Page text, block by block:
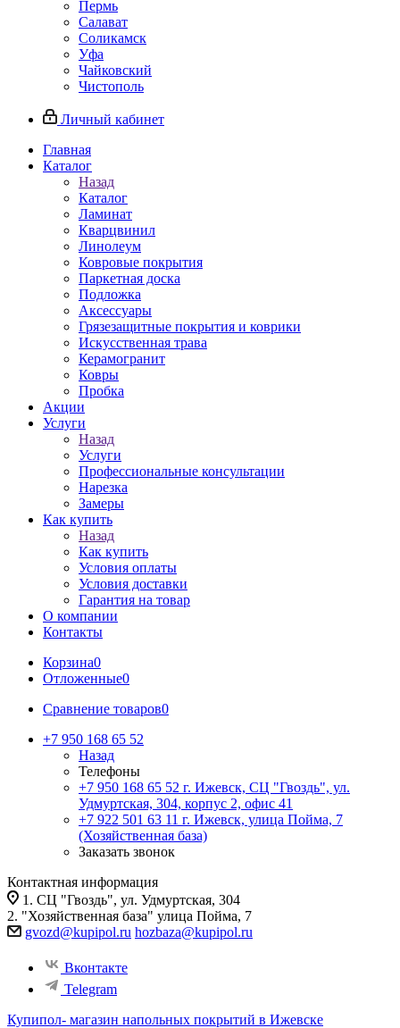
Пермь
Салават
Соликамск
Уфа
Чайковский
Чистополь
Личный кабинет
Главная
Каталог
Назад
Каталог
Ламинат
Кварцвинил
Линолеум
Ковровые покрытия
Паркетная доска
Подложка
Аксессуары
Грязезащитные покрытия и коврики
Искусственная трава
Керамогранит
Ковры
Пробка
Акции
Услуги
Назад
Услуги
Профессиональные консультации
Нарезка
Замеры
Как купить
Назад
Как купить
Условия оплаты
Условия доставки
Гарантия на товар
О компании
Контакты
Корзина0
Отложенные0
Сравнение товаров0
+7 950 168 65 52
Назад
Телефоны
+7 950 168 65 52 г. Ижевск, СЦ "Гвоздь", ул.
Удмуртская, 304, корпус 2, офис 41
+7 922 501 63 11 г. Ижевск, улица Пойма, 7
(Хозяйственная база)
Заказать звонок
Контактная информация
1. СЦ "Гвоздь", ул. Удмуртская, 304
2. "Хозяйственная база" улица Пойма, 7
gvozd@kupipol.ru hozbaza@kupipol.ru
Вконтакте
Telegram
Купипол- магазин напольных покрытий в Ижевске